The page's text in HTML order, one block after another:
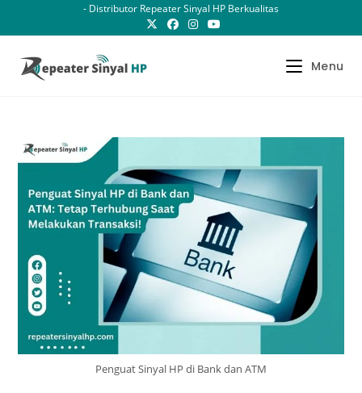
- Distributor Repeater Sinyal HP Berkualitas
Menu
Penguat Sinyal HP di Bank dan ATM